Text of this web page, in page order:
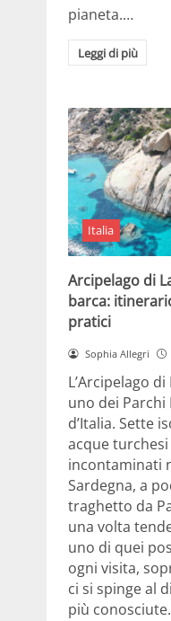
pianeta.…
Leggi di più
Italia
Arcipelago di
barca:
pratici
Sophia Allegri
L’Arcipelago
uno dei
d’Italia. Sette
acque
incontaminati
Sardegna, a
traghetto da
una volta
uno di quei
ogni visita,
ci si spinge al
più conosciute.